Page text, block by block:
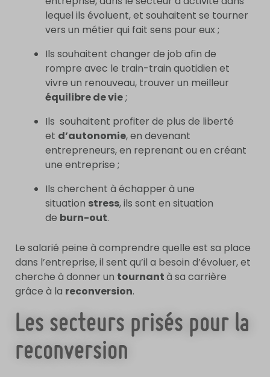
lequel ils évoluent, et souhaitent se tourner
vers un métier qui fait sens pour eux ;
Ils souhaitent changer de job afin de
rompre avec le train-train quotidien et
vivre un renouveau, trouver un meilleur
équilibre de vie;
Ils souhaitent profiter de plus de liberté
et d’autonomie, en devenant
entrepreneurs, en reprenant ou en créant
une entreprise ;
Ils cherchent à échapper à une
situation stress, ils sont en situation
de burn-out.
Le salarié peine à comprendre quelle est sa place
dans l’entreprise, il sent qu’il a besoin d’évoluer, et
cherche à donner un tournantà sa carrière
grâce à la reconversion.
Les secteurs prisés pour la
reconversion